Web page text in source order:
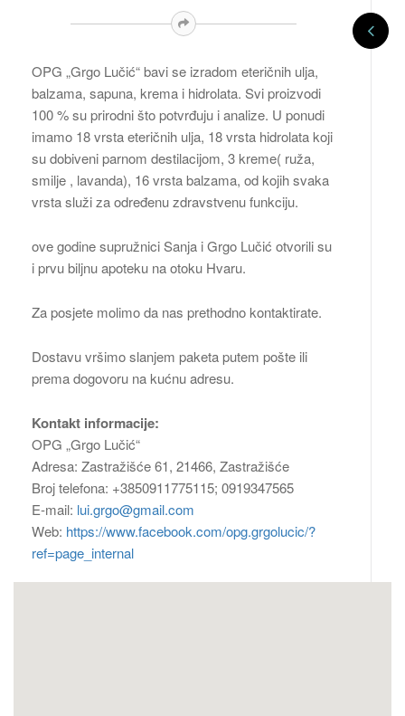
OPG „Grgo Lučić“ bavi se izradom eteričnih ulja,
balzama, sapuna, krema i hidrolata. Svi proizvodi
100 % su prirodni što potvrđuju i analize. U ponudi
imamo 18 vrsta eteričnih ulja, 18 vrsta hidrolata koji
su dobiveni parnom destilacijom, 3 kreme( ruža,
smilje , lavanda), 16 vrsta balzama, od kojih svaka
vrsta služi za određenu zdravstvenu funkciju.
ove godine supružnici Sanja i Grgo Lučić otvorili su
i prvu biljnu apoteku na otoku Hvaru.
Za posjete molimo da nas prethodno kontaktirate.
Dostavu vršimo slanjem paketa putem pošte ili
prema dogovoru na kućnu adresu.
Kontakt informacije:
OPG „Grgo Lučić“
Adresa: Zastražišće 61, 21466, Zastražišće
Broj telefona: +3850911775115; 0919347565
E-mail: lui.grgo@gmail.com
Web: https://www.facebook.com/opg.grgolucic/?
ref=page_internal